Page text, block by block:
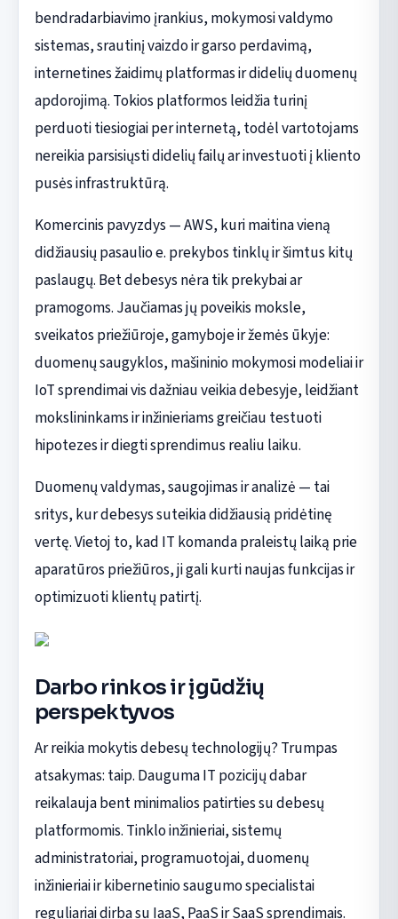
bendradarbiavimo įrankius, mokymosi valdymo
sistemas, srautinį vaizdo ir garso perdavimą,
internetines žaidimų platformas ir didelių duomenų
apdorojimą. Tokios platformos leidžia turinį
perduoti tiesiogiai per internetą, todėl vartotojams
nereikia parsisiųsti didelių failų ar investuoti į kliento
pusės infrastruktūrą.
Komercinis pavyzdys — AWS, kuri maitina vieną
didžiausių pasaulio e. prekybos tinklų ir šimtus kitų
paslaugų. Bet debesys nėra tik prekybai ar
pramogoms. Jaučiamas jų poveikis moksle,
sveikatos priežiūroje, gamyboje ir žemės ūkyje:
duomenų saugyklos, mašininio mokymosi modeliai ir
IoT sprendimai vis dažniau veikia debesyje, leidžiant
mokslininkams ir inžinieriams greičiau testuoti
hipotezes ir diegti sprendimus realiu laiku.
Duomenų valdymas, saugojimas ir analizė — tai
sritys, kur debesys suteikia didžiausią pridėtinę
vertę. Vietoj to, kad IT komanda praleistų laiką prie
aparatūros priežiūros, ji gali kurti naujas funkcijas ir
optimizuoti klientų patirtį.
Darbo rinkos ir įgūdžių
perspektyvos
Ar reikia mokytis debesų technologijų? Trumpas
atsakymas: taip. Dauguma IT pozicijų dabar
reikalauja bent minimalios patirties su debesų
platformomis. Tinklo inžinieriai, sistemų
administratoriai, programuotojai, duomenų
inžinieriai ir kibernetinio saugumo specialistai
reguliariai dirba su IaaS, PaaS ir SaaS sprendimais.